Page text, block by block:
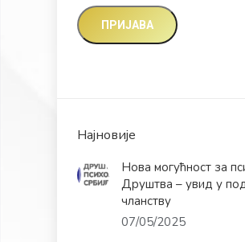
Најновије
Нова могућност за
Друштва – увид у
чланству
07/05/2025